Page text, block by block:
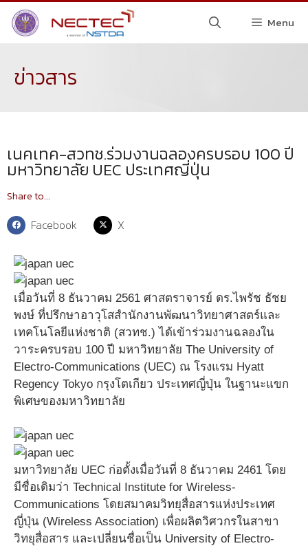
Menu
ข่าวสาร
เนคเทค-สวทช.ร่วมงานฉลองครบรอบ 100 ปี
มหาวิทยาลัย UEC ประเทศญี่ปุ่น
Share to...
Facebook X
เมื่อวันที่ 8 ธันวาคม 2561 ศาสตราจารย์ ดร.ไพรัช ธัชย
พงษ์ ที่ปรึกษาอาวุโสสำนักงานพัฒนาวิทยาศาสตร์และ
เทคโนโลยีแห่งชาติ (สวทช.) ได้เข้าร่วมงานฉลองใน
วาระครบรอบ 100 ปี มหาวิทยาลัย The University of
Electro-Communications (UEC) ณ โรงแรม Hyatt
Regency Tokyo กรุงโตเกียว ประเทศญี่ปุ่น ในฐานะแขก
พิเศษของมหาวิทยาลัย
มหาวิทยาลัย UEC ก่อตั้งเมื่อวันที่ 8 ธันวาคม 2461 โดย
มีชื่อเดิมว่า Technical Institute for Wireless-
Communications โดยสมาคมวิทยุสื่อสารแห่งประเทศ
ญี่ปุ่น (Wireless Association) เพื่อผลิตวิศวกรในสาขา
วิทยุสื่อสาร และเปลี่ยนชื่อเป็น University of Electro-